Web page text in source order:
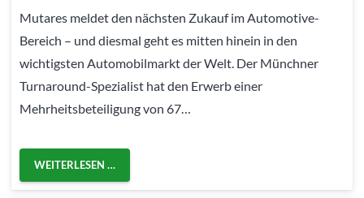
Mutares meldet den nächsten Zukauf im Automotive-
Bereich – und diesmal geht es mitten hinein in den
wichtigsten Automobilmarkt der Welt. Der Münchner
Turnaround-Spezialist hat den Erwerb einer
Mehrheitsbeteiligung von 67…
WEITERLESEN …